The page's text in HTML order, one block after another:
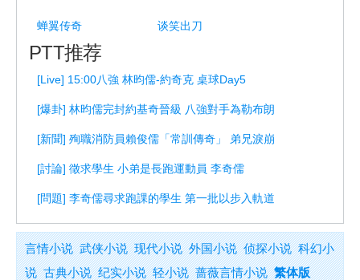
蝉翼传奇 谈笑出刀
PTT推荐
[Live] 15:00八強 林昀儒-約奇克 桌球Day5
[爆卦] 林昀儒完封約基奇晉級 八強對手為勒布朗
[新聞] 殉職消防員賴俊儒「常訓傳奇」 弟兄淚崩
[討論] 徵求學生 小弟是長跑運動員 李奇儒
[問題] 李奇儒尋求跑課的學生 第一批以步入軌道
言情小说 武侠小说 现代小说 外国小说 侦探小说 科幻小
说 古典小说 纪实小说 轻小说 蔷薇言情小说 繁体版